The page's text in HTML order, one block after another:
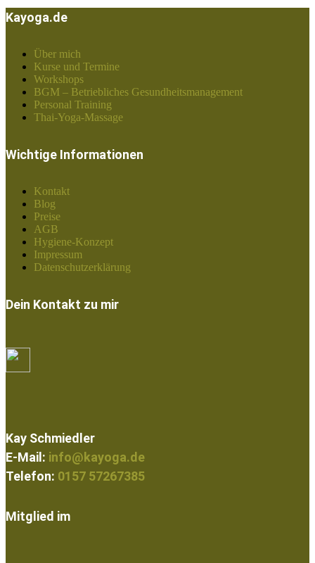
Kayoga.de
Über mich
Kurse und Termine
Workshops
BGM – Betriebliches Gesundheitsmanagement
Personal Training
Thai-Yoga-Massage
Wichtige Informationen
Kontakt
Blog
Preise
AGB
Hygiene-Konzept
Impressum
Datenschutzerklärung
Dein Kontakt zu mir
Kay Schmiedler
E-Mail: info@kayoga.de
Telefon: 0157 57267385
Mitglied im